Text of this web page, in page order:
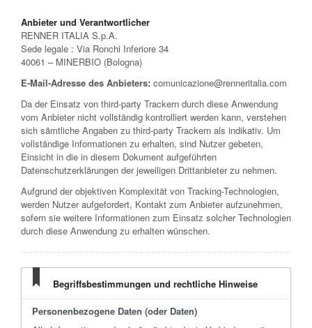
Anbieter und Verantwortlicher
RENNER ITALIA S.p.A.
Sede legale : Via Ronchi Inferiore 34
40061 – MINERBIO (Bologna)
E-Mail-Adresse des Anbieters: comunicazione@renneritalia.com
Da der Einsatz von third-party Trackern durch diese Anwendung
vom Anbieter nicht vollständig kontrolliert werden kann, verstehen
sich sämtliche Angaben zu third-party Trackern als indikativ. Um
vollständige Informationen zu erhalten, sind Nutzer gebeten,
Einsicht in die in diesem Dokument aufgeführten
Datenschutzerklärungen der jeweiligen Drittanbieter zu nehmen.
Aufgrund der objektiven Komplexität von Tracking-Technologien,
werden Nutzer aufgefordert, Kontakt zum Anbieter aufzunehmen,
sofern sie weitere Informationen zum Einsatz solcher Technologien
durch diese Anwendung zu erhalten wünschen.
Begriffsbestimmungen und rechtliche Hinweise
Personenbezogene Daten (oder Daten)